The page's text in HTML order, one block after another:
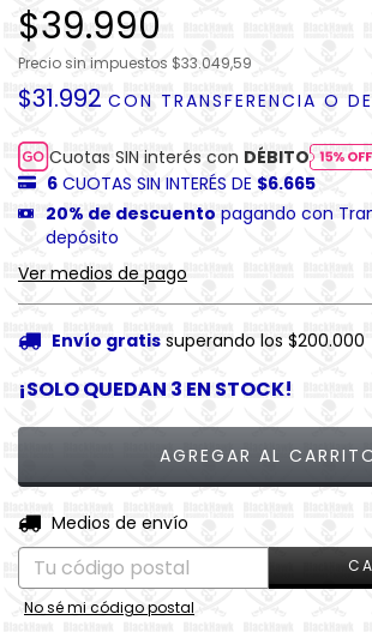
$39.990
Precio sin impuestos $33.049,59
$31.992 CON TRANSFERENCIA O
Cuotas SIN interés con DÉBITO
6 CUOTAS SIN INTERÉS DE $6.665
20% de descuento pagando con
depósito
Ver medios de pago
Envío gratis superando los $200.000
¡SOLO QUEDAN 3 EN STOCK!
Entregas para el CP:
Medios de envío
No sé mi código postal